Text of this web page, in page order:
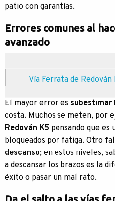
patio con garantías.
Errores comunes al
avanzado
Vía Ferrata de
El mayor error es subestimar
costa. Muchos se meten, por
Redován K5 pensando que es
bloqueados por fatiga. Otro
descanso; en estos niveles,
a descansar los brazos es la
éxito o pasar un mal rato.